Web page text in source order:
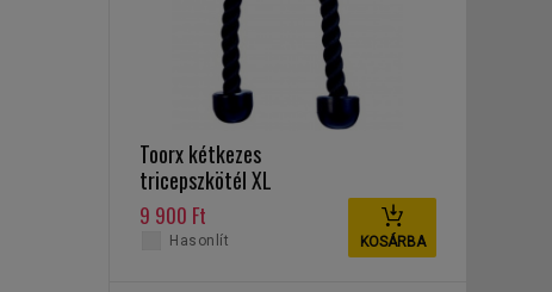
Toorx kétkezes
tricepszkötél XL
9 900 Ft
KOSÁRBA
Hasonlít